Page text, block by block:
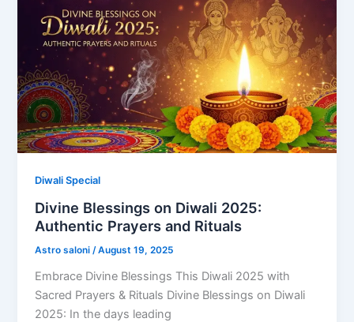
Diwali Special
Divine Blessings on Diwali 2025:
Authentic Prayers and Rituals
Astro saloni /August 19, 2025
Embrace Divine Blessings This Diwali 2025 with
Sacred Prayers & Rituals Divine Blessings on Diwali
2025: In the days leading